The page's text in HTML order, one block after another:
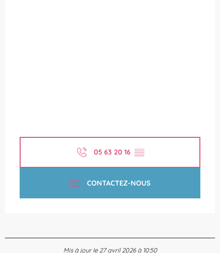
05 63 20 16 ▒▒
CONTACTEZ-NOUS
Mis à jour le 27 avril 2026 à 10:50